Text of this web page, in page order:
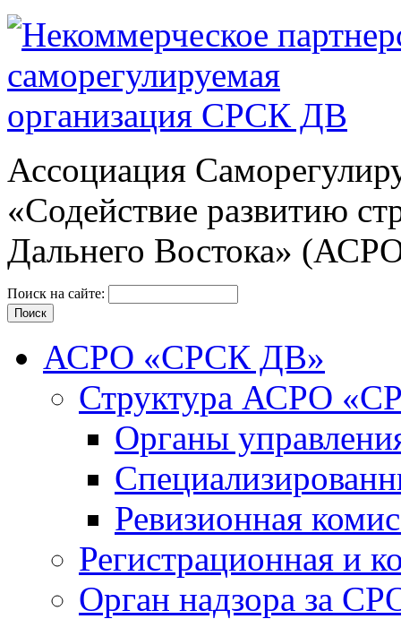
Ассоциация
«Содействие развитию
Дальнего Востока»
Поиск на сайте:
АСРО «СРСК ДВ»
Структура АСРО
Органы
Ревизионная
Регистрационная и
Орган надзора за